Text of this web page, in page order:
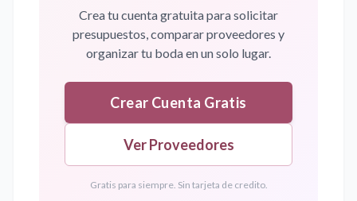
Crea tu cuenta gratuita para solicitar
presupuestos, comparar proveedores y
organizar tu boda en un solo lugar.
Crear Cuenta Gratis
Ver Proveedores
Gratis para siempre. Sin tarjeta de credito.